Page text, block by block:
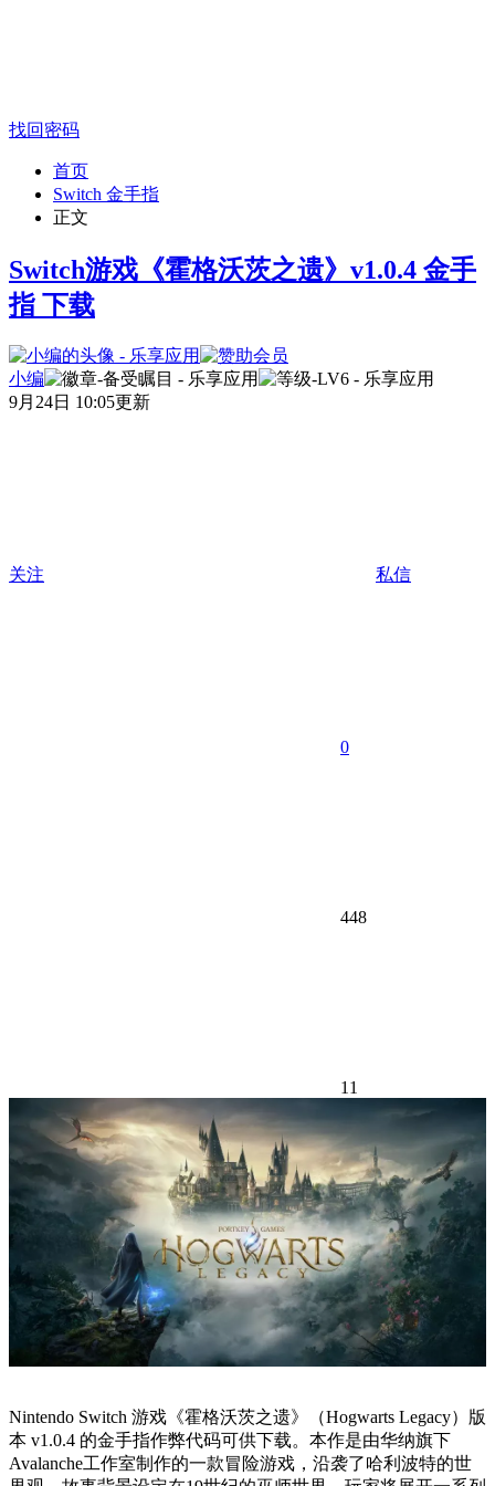
找回密码
首页
Switch 金手指
正文
Switch游戏《霍格沃茨之遗》v1.0.4 金手
指 下载
小编
9月24日 10:05更新
关注 私信
0
448
11
Nintendo Switch 游戏《霍格沃茨之遗》（Hogwarts Legacy）版
本 v1.0.4 的金手指作弊代码可供下载。本作是由华纳旗下
Avalanche工作室制作的一款冒险游戏，沿袭了哈利波特的世